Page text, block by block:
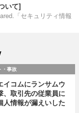
いて]
「セキュリティ情報
・事故
イコムにランサムウ
、取引先の従業員に
人情報が漏えいした